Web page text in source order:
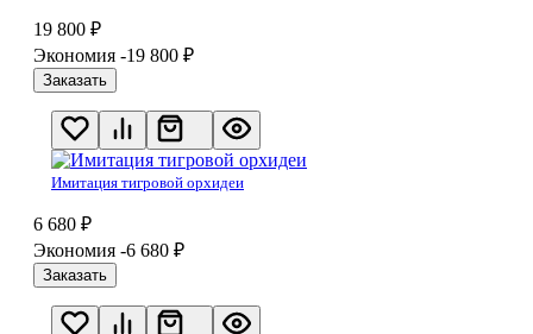
19 800 ₽
Экономия -19 800 ₽
Заказать
Имитация тигровой орхидеи
6 680 ₽
Экономия -6 680 ₽
Заказать